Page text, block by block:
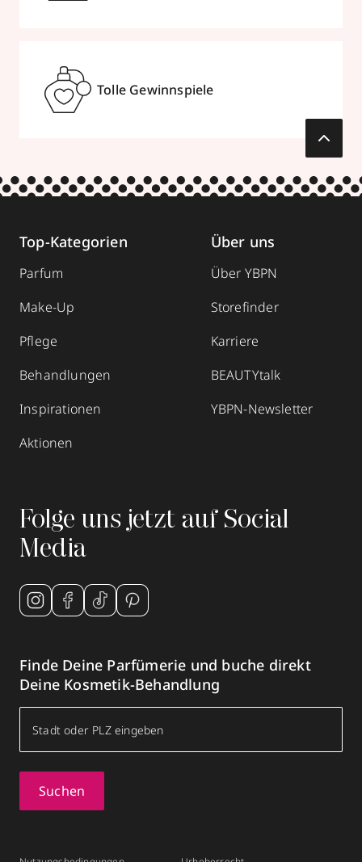
Tolle Gewinnspiele
Top-Kategorien
Parfum
Make-Up
Pflege
Behandlungen
Inspirationen
Aktionen
Über uns
Über YBPN
Storefinder
Karriere
BEAUTYtalk
YBPN-Newsletter
Folge uns jetzt auf Social
Media
Finde Deine Parfümerie und buche direkt
Deine Kosmetik-Behandlung
Suchen